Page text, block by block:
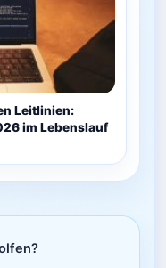
Leitlinien:
im Lebenslauf